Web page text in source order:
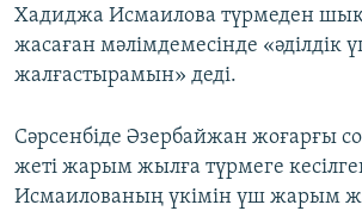
Хадиджа Исмаилова түрмеден
жасаған мәлімдемесінде «әділдік
жалғастырамын» деді.
Сәрсенбіде Әзербайжан жоғарғы
жеті жарым жылға түрмеге
Исмаилованың үкімін үш жарым